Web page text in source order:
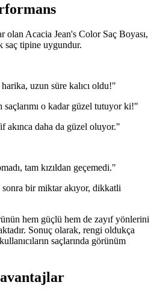
olan Acacia Jean's Color Saç Boyası,
saç tipine uygundur.
harika, uzun süre kalıcı oldu!"
o kadar güzel tutuyor ki!"
akınca daha da güzel oluyor."
tam kızıldan geçemedi."
sonra bir miktar akıyor, dikkatli
hem güçlü hem de zayıf yönlerini
Sonuç olarak, rengi oldukça
saçlarında görünüm